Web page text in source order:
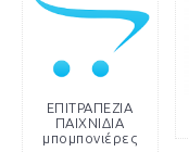
ΕΠΙΤΡΑΠΕΖΙΑ
ΠΑΙΧΝΙΔΙΑ
μπομπονιέρες